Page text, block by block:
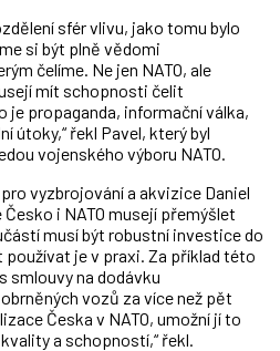
sfér vlivu, jako tomu bylo
si být plně vědomi
čelíme. Ne jen NATO, ale
mít schopnosti čelit
je propaganda, informační válka,
útoky,“ řekl Pavel, který byl
vojenského výboru NATO.
vyzbrojování a akvizice Daniel
i NATO musejí přemýšlet
musí být robustní investice do
je v praxi. Za příklad této
smlouvy na dodávku
vozů za více než pět
Česka v NATO, umožní jí to
a schopností,“ řekl.